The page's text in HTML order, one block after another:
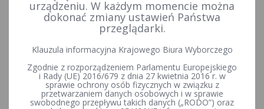
Wybory uzupełniające do Rady Gminy w Radwanicach w
2026 r.
Informacja o naborze kandydatów na urzędnika wyborczego
urządzeniu. W każdym momencie można
dokonać zmiany ustawień Państwa
przeglądarki.
Klauzula informacyjna Krajowego Biura Wyborczego
Zgodnie z rozporządzeniem Parlamentu Europejskiego
i Rady (UE) 2016/679 z dnia 27 kwietnia 2016 r. w
sprawie ochrony osób fizycznych w związku z
przetwarzaniem danych osobowych i w sprawie
swobodnego przepływu takich danych („RODO”) oraz